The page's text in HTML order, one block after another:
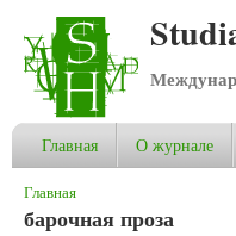
Главная О журнале
Вы здесь
Главная
барочная проза